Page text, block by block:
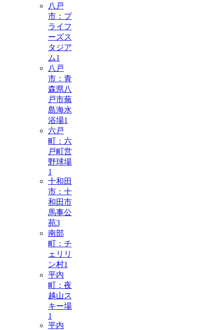
八戸
市：プ
ライフ
ーズス
タジア
ム1
八戸
市：青
森県八
戸市蕪
島海水
浴場1
六戸
町：六
戸町営
野球場
1
十和田
市：十
和田市
馬事公
苑3
南部
町：チ
ェリリ
ン村1
平内
町：夜
越山ス
キー場
1
平内